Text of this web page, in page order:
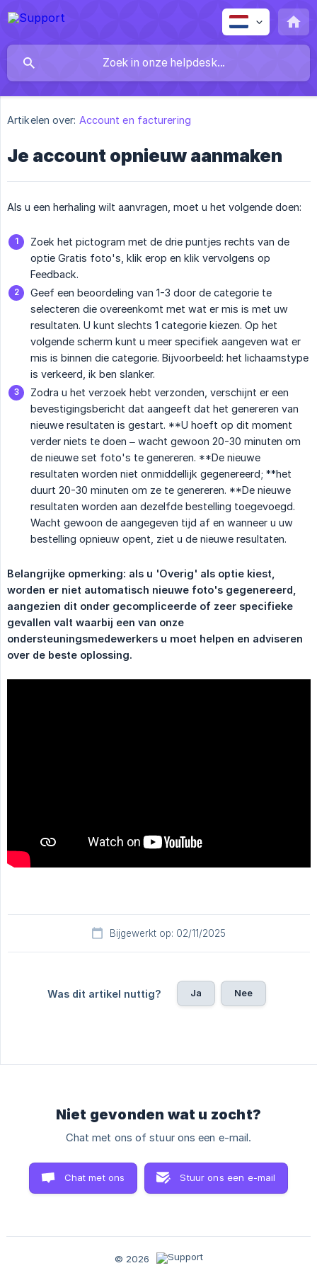
Artikelen over: Account en facturering
Je account opnieuw aanmaken
Als u een herhaling wilt aanvragen, moet u het volgende doen:
Zoek het pictogram met de drie puntjes rechts van de
optie Gratis foto's, klik erop en klik vervolgens op
Feedback.
Geef een beoordeling van 1-3 door de categorie te
selecteren die overeenkomt met wat er mis is met uw
resultaten. U kunt slechts 1 categorie kiezen. Op het
volgende scherm kunt u meer specifiek aangeven wat er
mis is binnen die categorie. Bijvoorbeeld: het lichaamstype
is verkeerd, ik ben slanker.
Zodra u het verzoek hebt verzonden, verschijnt er een
bevestigingsbericht dat aangeeft dat het genereren van
nieuwe resultaten is gestart. **U hoeft op dit moment
verder niets te doen – wacht gewoon 20-30 minuten om
de nieuwe set foto's te genereren. **De nieuwe
resultaten worden niet onmiddellijk gegenereerd; **het
duurt 20-30 minuten om ze te genereren. **De nieuwe
resultaten worden aan dezelfde bestelling toegevoegd.
Wacht gewoon de aangegeven tijd af en wanneer u uw
bestelling opnieuw opent, ziet u de nieuwe resultaten.
Belangrijke opmerking: als u 'Overig' als optie kiest,
worden er niet automatisch nieuwe foto's gegenereerd,
aangezien dit onder gecompliceerde of zeer specifieke
gevallen valt waarbij een van onze
ondersteuningsmedewerkers u moet helpen en adviseren
over de beste oplossing.
Bijgewerkt op: 02/11/2025
Was dit artikel nuttig? Ja Nee
Niet gevonden wat u zocht?
Chat met ons of stuur ons een e-mail.
Chat met ons Stuur ons een e-mail
© 2026